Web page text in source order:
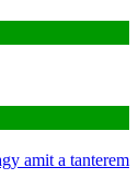
amit a tanterem